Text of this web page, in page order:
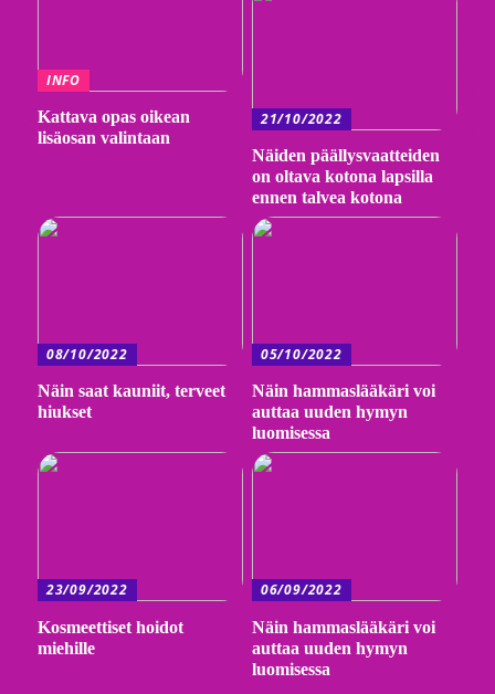
INFO
Kattava opas oikean
lisäosan valintaan
21/10/2022
Näiden päällysvaatteiden
on oltava kotona lapsilla
ennen talvea kotona
08/10/2022
Näin saat kauniit, terveet
hiukset
05/10/2022
Näin hammaslääkäri voi
auttaa uuden hymyn
luomisessa
23/09/2022
Kosmeettiset hoidot
miehille
06/09/2022
Näin hammaslääkäri voi
auttaa uuden hymyn
luomisessa